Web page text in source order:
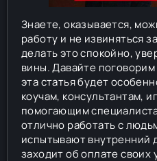
Знаете, оказывается,
работу и не извиняться
делать это спокойно,
вины. Давайте
эта статья будет
коучам, консультантам,
помогающим
отлично работать с
испытывают внутренний
заходит об оплате своих